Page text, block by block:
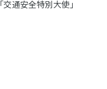
「交通安全特別大使」